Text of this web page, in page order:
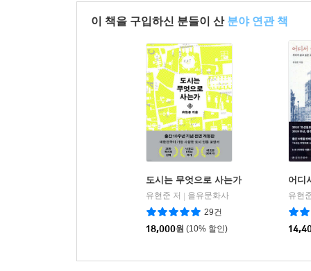
이 책을 구입하신 분들이 산 분야 연관 책
도시는 무엇으로 사는가
유현준 저
을유문화사
29건
18,000원 (10% 할인)
어디
유현